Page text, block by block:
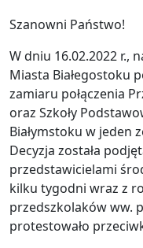
Szanowni Państwo!
W dniu 16.02.2022 r.,
Miasta Białegostoku
zamiaru połączenia
oraz Szkoły
Białymstoku w jeden
Decyzja została
przedstawicielami
kilku tygodni wraz z
przedszkolaków ww.
protestowało